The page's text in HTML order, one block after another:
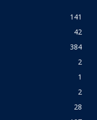
141
42
384
2
1
2
28